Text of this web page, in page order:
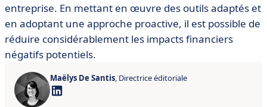
entreprise. En mettant en œuvre des outils adaptés et
en adoptant une approche proactive, il est possible de
réduire considérablement les impacts financiers
négatifs potentiels.
Maëlys De Santis, Directrice éditoriale